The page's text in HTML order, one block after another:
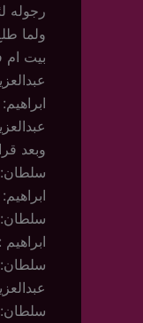
رجوله
ولما
بيت ام
وبعد
سلطان:
سلطان:
سلطان: